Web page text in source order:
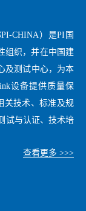
CHINA）是PI国
组织，并在中国建
及测试中心，为本
设备提供质量保
关技术、标准及规
试与认证、技术培
查看更多 >>>